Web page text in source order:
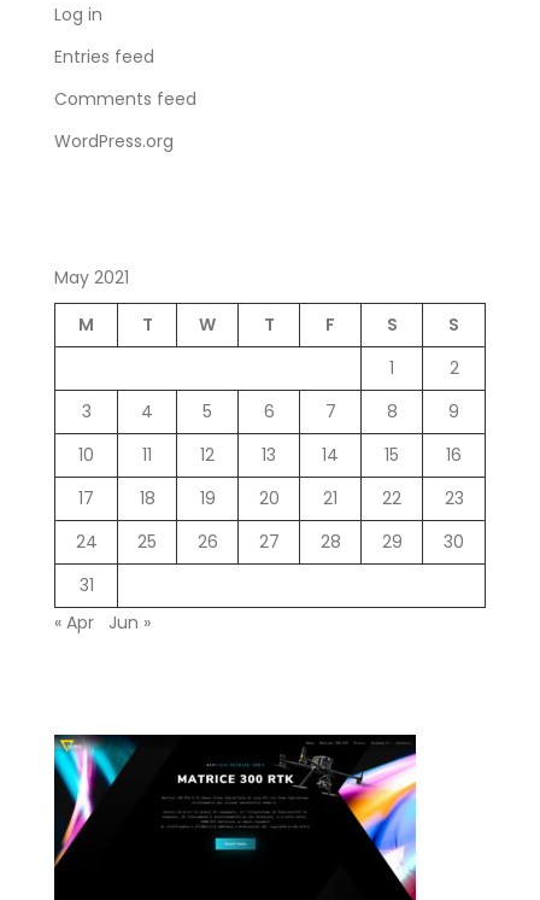
Log in
Entries feed
Comments feed
WordPress.org
May 2021
M
T W T F S
S
1
2
3
4 5 6 7 8
9
10
11 12 13 14 15
16
17
18 19 20 21 22
23
24
25 26 27 28 29
30
31
« Apr
Jun »